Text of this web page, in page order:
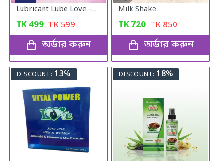
Lubricant Lube Love -Blueberry Gel
TK 499 TK599
অর্ডার করুন
Milk Shake
TK 720 TK850
অর্ডার করুন
DISCOUNT: 13% DISCOUNT: 18%